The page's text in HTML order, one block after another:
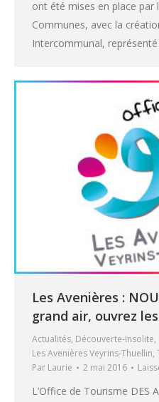
ont été mises en place par
Communes, avec la
Intercommunal,
Les Avenières :
grand air, ouvrez
Actualités, Découverte-Insolite,
Les Avenières Veyrins-Thuellin,
Par Laurie 2 mai 2016
L’Office de Tourisme DES